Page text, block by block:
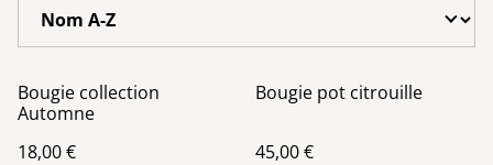
Bougie collection
Automne
18,00 €
Bougie pot citrouille
45,00 €